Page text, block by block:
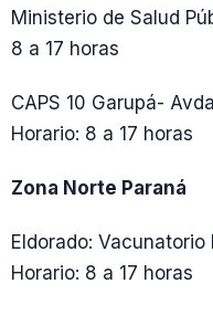
Ministerio de Salud
8 a 17 horas
CAPS 10 Garupá-
Horario: 8 a 17 horas
Zona Norte Paraná
Eldorado: Vacunatorio
Horario: 8 a 17 horas